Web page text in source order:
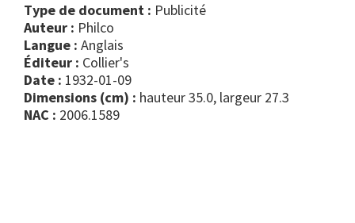
Type de document :
publicité
Auteur : Philco
Langue : Anglais
Éditeur : Collier's
Date : 1932-01-09
Dimensions (cm) : hauteur 35.0, largeur 27.3
NAC : 2006.1589